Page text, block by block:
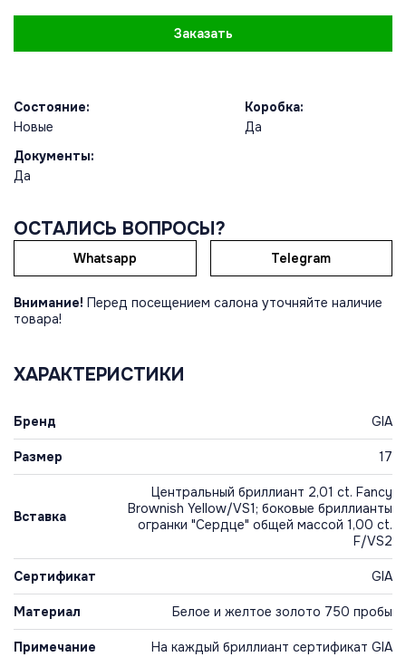
Заказать
Состояние:
Новые
Коробка:
Да
Документы:
Да
ОСТАЛИСЬ ВОПРОСЫ?
Whatsapp Telegram
Внимание! Перед посещением салона уточняйте наличие
товара!
ХАРАКТЕРИСТИКИ
Бренд GIA
Размер 17
Вставка
Центральный бриллиант 2,01 ct. Fancy
Brownish Yellow/VS1; боковые бриллианты
огранки "Сердце" общей массой 1,00 ct.
F/VS2
Сертификат GIA
Материал Белое и желтое золото 750 пробы
Примечание На каждый бриллиант сертификат GIA